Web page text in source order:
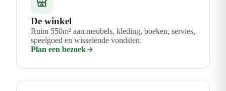
De winkel
Ruim 550m² aan meubels, kleding, boeken, servies,
speelgoed en wisselende vondsten.
Plan een bezoek